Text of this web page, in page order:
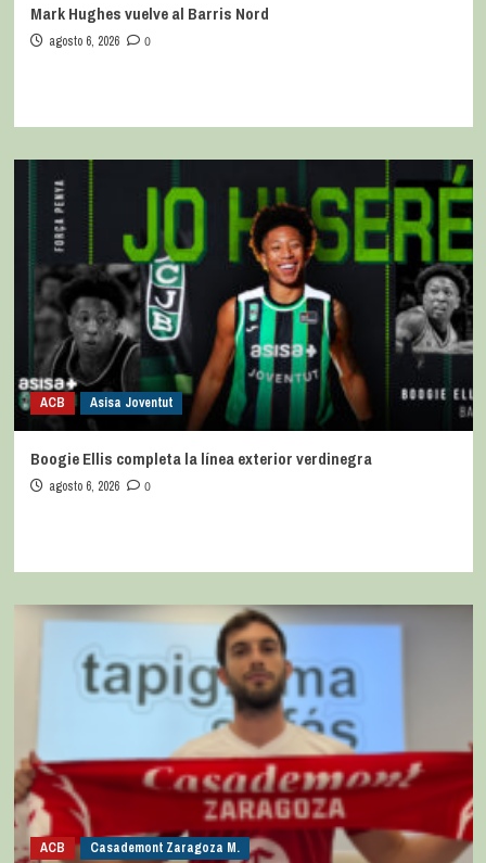
Mark Hughes vuelve al Barris Nord
agosto 6, 2026 0
ACB Asisa Joventut
Boogie Ellis completa la línea exterior verdinegra
agosto 6, 2026 0
ACB Casademont Zaragoza M.